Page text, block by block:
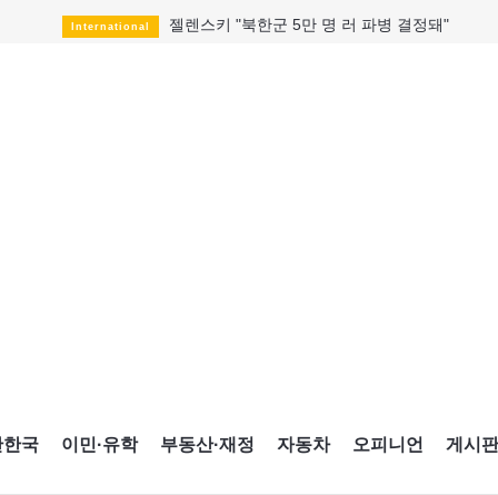
International 젤렌스키 "북한군 5만 명 러 파병 결정돼"
한국 이민·유학 부동산·재정 자동차 오피니언 게시판